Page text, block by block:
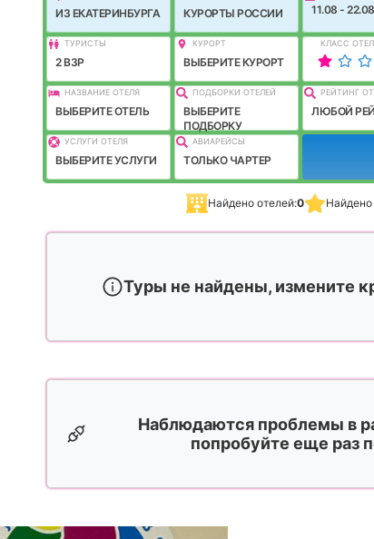
ИЗ ЕКАТЕРИНБУРГА КУРОРТЫ РОССИИ 11.08 - 22.08
ТУРИСТЫ
2 ВЗР
КУРОРТ
ВЫБЕРИТЕ КУРОРТ
КЛАСС
ЛУЧШЕ)
НАЗВАНИЕ ОТЕЛЯ
ВЫБЕРИТЕ ОТЕЛЬ
ПОДБОРКИ ОТЕЛЕЙ
ВЫБЕРИТЕ
ПОДБОРКУ
РЕЙТИНГ
ЛЮБОЙ
УСЛУГИ ОТЕЛЯ
ВЫБЕРИТЕ УСЛУГИ
АВИАРЕЙСЫ
ТОЛЬКО ЧАРТЕР
Найдено отелей:0 Найдено
Туры не найдены, измените
Наблюдаются проблемы в
попробуйте еще раз